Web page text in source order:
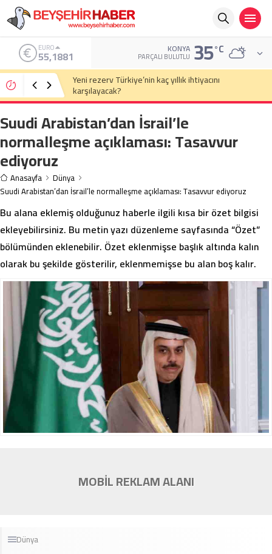
ALTIN
6.660,55 KONYA
PARÇALI BULUTLU 35°C
Eski Anayasa Mahkemesi Başkanı Yekta Güngör
Özden: Yargıçlar siyasal iktidara güvenerek böyle
kararlar alıyor
Suudi Arabistan’dan İsrail’le
normalleşme açıklaması: Tasavvur
ediyoruz
Anasayfa
Dünya
Suudi Arabistan’dan İsrail’le normalleşme açıklaması: Tasavvur ediyoruz
Bu alana eklemiş olduğunuz haberle ilgili kısa bir özet bilgisi
ekleyebilirsiniz. Bu metin yazı düzenleme sayfasında “Özet”
bölümünden eklenebilir. Özet eklenmişse başlık altında kalın
olarak bu şekilde gösterilir, eklenmemişse bu alan boş kalır.
MOBİL REKLAM ALANI
Dünya